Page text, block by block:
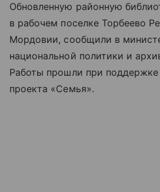
Обновленную районную
в рабочем поселке Торбеево
Мордовии, сообщили в
национальной политики и
Работы прошли при поддержке
проекта «Семья».